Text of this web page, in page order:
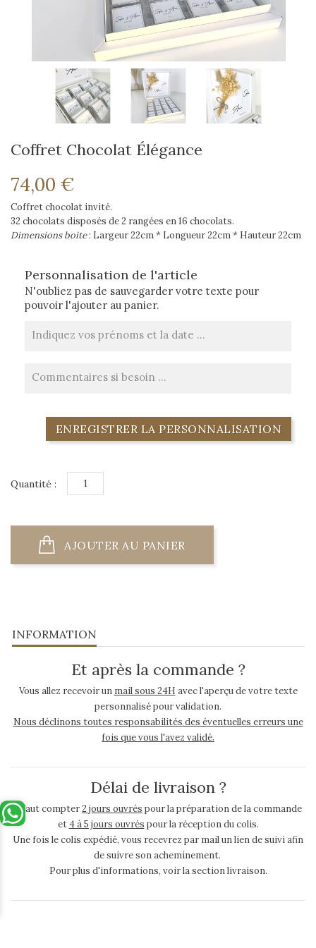
Coffret Chocolat Élégance
74,00 €
Coffret chocolat invité.
32 chocolats disposés de 2 rangées en 16 chocolats.
Dimensions boite: Largeur 22cm * Longueur 22cm * Hauteur 22cm
Personnalisation de l'article
N'oubliez pas de sauvegarder votre texte pour
pouvoir l'ajouter au panier.
ENREGISTRER LA PERSONNALISATION
Quantité :
AJOUTER AU PANIER
INFORMATION
Et après la commande ?
Vous allez recevoir un mail sous 24H avec l'aperçu de votre texte
personnalisé pour validation.
Nous déclinons toutes responsabilités des éventuelles erreurs une
fois que vous l'avez validé.
Délai de livraison ?
Il faut compter2 jours ouvrés pour la préparation de la commande
et4 à 5 jours ouvrés pour la réception du colis.
Une fois le colis expédié, vous recevrez par mail un lien de suivi afin
de suivre son acheminement.
Pour plus d'informations, voir la section livraison.